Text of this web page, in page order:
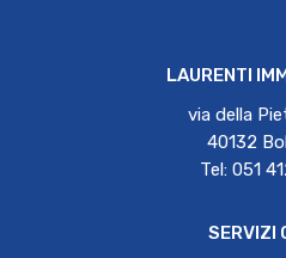
LAURENTI
via della
40132
Tel: 051
SERVIZI